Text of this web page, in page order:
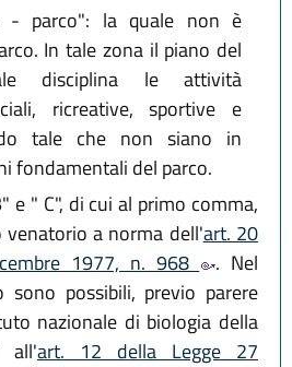
parco": la quale non è
In tale zona il piano del
disciplina le attività
ricreative, sportive e
tale che non siano in
fondamentali del parco.
e " C", di cui al primo comma,
venatorio a norma dell'art. 20
1977, n. 968
. Nel
possibili, previo parere
nazionale di biologia della
all'art. 12 della Legge 27